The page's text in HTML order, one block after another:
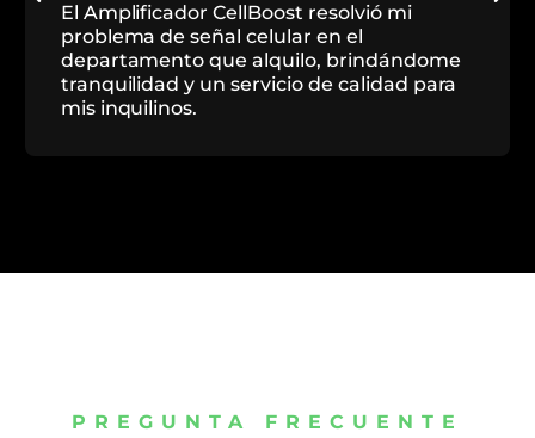
El Amplificador CellBoost resolvió mi
problema de señal celular en el
departamento que alquilo, brindándome
tranquilidad y un servicio de calidad para
mis inquilinos.
PREGUNTA FRECUENTE